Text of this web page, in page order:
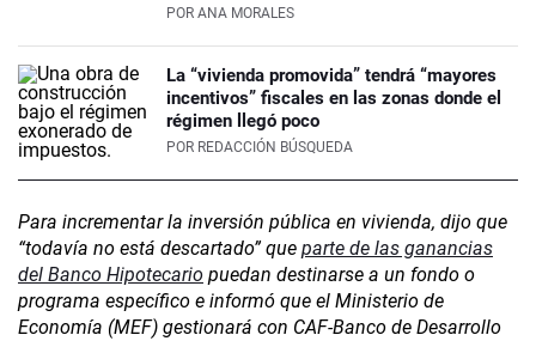
POR ANA MORALES
La “vivienda promovida” tendrá “mayores
incentivos” fiscales en las zonas donde el
régimen llegó poco
POR REDACCIÓN BÚSQUEDA
Para incrementar la inversión pública en vivienda, dijo que
“todavía no está descartado” que parte de las ganancias
del Banco Hipotecario puedan destinarse a un fondo o
programa específico e informó que el Ministerio de
Economía (MEF) gestionará con CAF-Banco de Desarrollo